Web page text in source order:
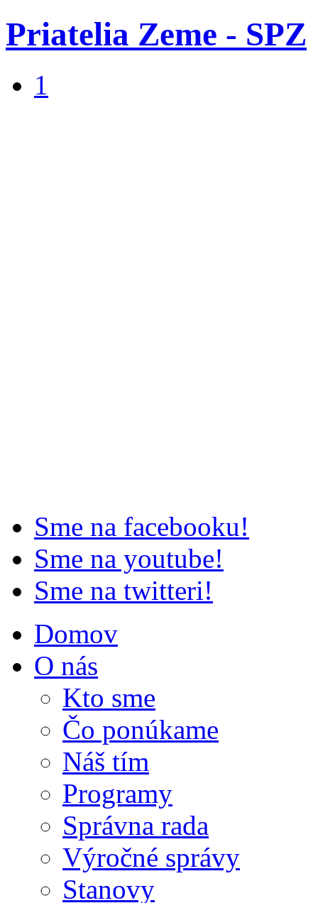
Priatelia Zeme - SPZ
1
Sme na facebooku!
Sme na youtube!
Sme na twitteri!
Domov
O nás
Kto sme
Čo ponúkame
Náš tím
Programy
Správna rada
Výročné správy
Stanovy